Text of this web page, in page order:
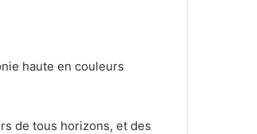
haute en couleurs
de tous horizons, et des